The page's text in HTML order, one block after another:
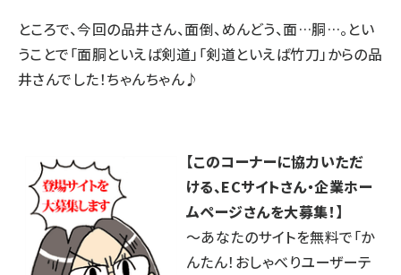
ところで、今回の品井さん、面倒、めんどう、面…胴…。とい
うことで「面胴といえば剣道」「剣道といえば竹刀」からの品
井さんでした！ちゃんちゃん♪
【このコーナーに協力いただ
ける、ECサイトさん・企業ホー
ムページさんを大募集！】
～あなたのサイトを無料で「か
んたん！おしゃべりユーザーテ